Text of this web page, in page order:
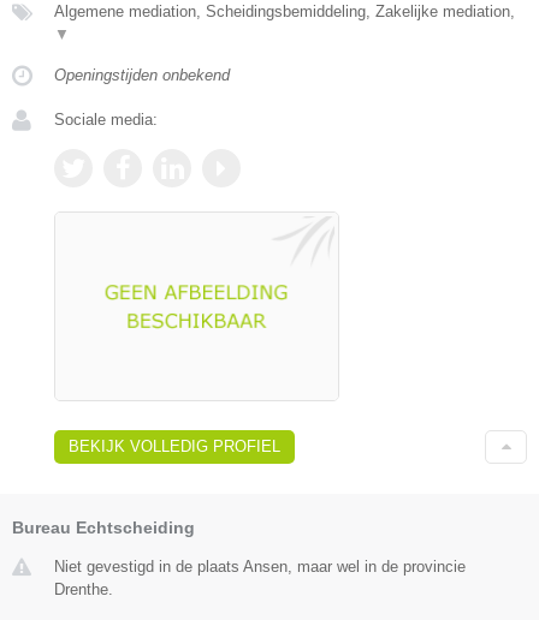
Algemene mediation, Scheidingsbemiddeling, Zakelijke mediation,
▼
Openingstijden onbekend
Sociale media:
BEKIJK VOLLEDIG PROFIEL
Bureau Echtscheiding
Niet gevestigd in de plaats Ansen, maar wel in de provincie
Drenthe.